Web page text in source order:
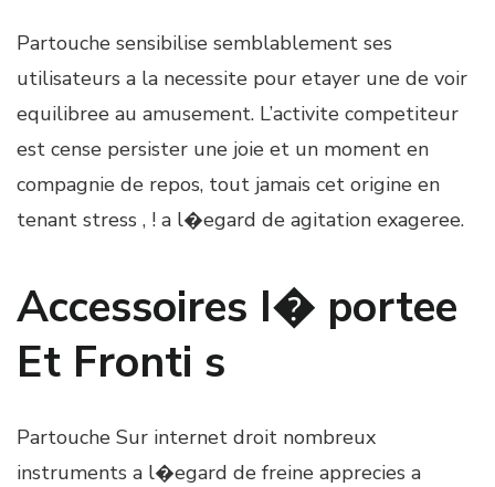
Partouche sensibilise semblablement ses
utilisateurs a la necessite pour etayer une de voir
equilibree au amusement. L’activite competiteur
est cense persister une joie et un moment en
compagnie de repos, tout jamais cet origine en
tenant stress , ! a l�egard de agitation exageree.
Accessoires I� portee
Et Fronti s
Partouche Sur internet droit nombreux
instruments a l�egard de freine apprecies a